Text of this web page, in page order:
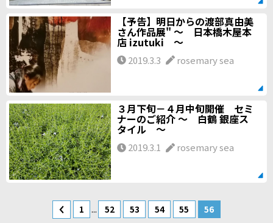
【予告】明日からの渡部真由美
さん作品展" ～ 日本橋木屋本
店 izutuki ～
2019.3.3 rosemary sea
３月下旬－４月中旬開催 セミ
ナーのご紹介 ～ 白鶴 銀座ス
タイル ～
2019.3.1 rosemary sea
1 ... 52 53 54 55 56